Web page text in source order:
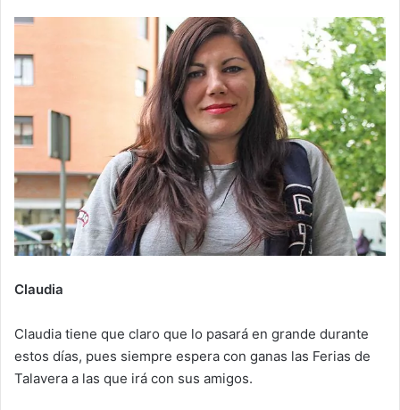
Claudia
Claudia tiene que claro que lo pasará en grande durante
estos días, pues siempre espera con ganas las Ferias de
Talavera a las que irá con sus amigos.